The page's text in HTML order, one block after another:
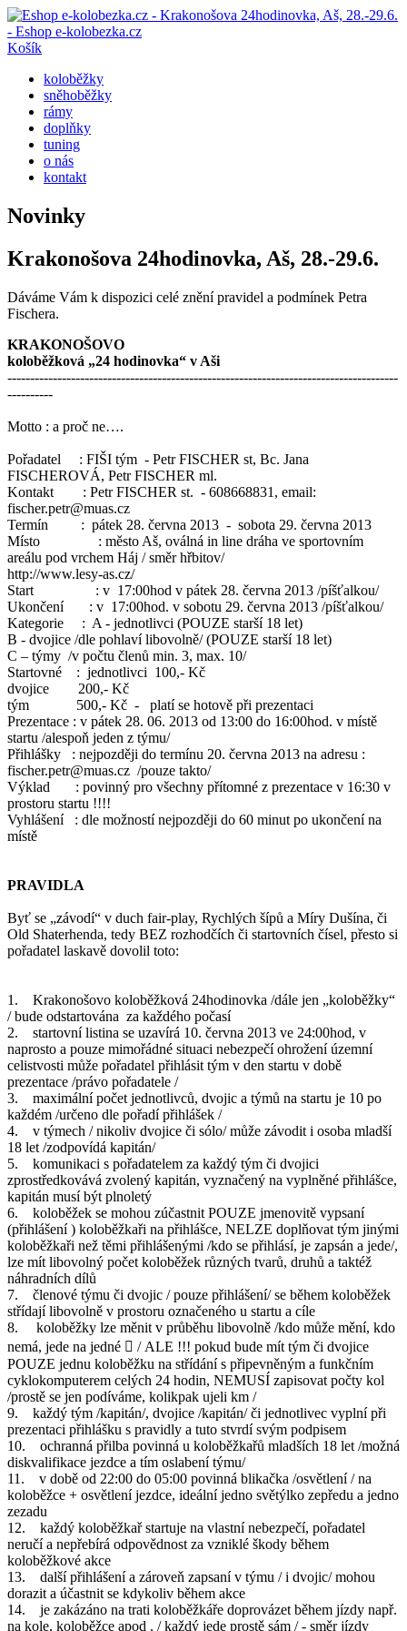
Košík
koloběžky
sněhoběžky
rámy
doplňky
tuning
o nás
kontakt
Novinky
Krakonošova 24hodinovka, Aš, 28.-29.6.
Dáváme Vám k dispozici celé znění pravidel a podmínek Petra
Fischera.
KRAKONOŠOVO
koloběžková „24 hodinovka“ v Aši
--------------------------------------------------------------------------------------
----------
Motto : a proč ne….
Pořadatel : FIŠI tým - Petr FISCHER st, Bc. Jana
FISCHEROVÁ, Petr FISCHER ml.
Kontakt : Petr FISCHER st. - 608668831, email:
fischer.petr@muas.cz
Termín : pátek 28. června 2013 - sobota 29. června 2013
Místo : město Aš, oválná in line dráha ve sportovním
areálu pod vrchem Háj / směr hřbitov/
http://www.lesy-as.cz/
Start : v 17:00hod v pátek 28. června 2013 /píšťalkou/
Ukončení : v 17:00hod. v sobotu 29. června 2013 /píšťalkou/
Kategorie : A - jednotlivci (POUZE starší 18 let)
B - dvojice /dle pohlaví libovolně/ (POUZE starší 18 let)
C – týmy /v počtu členů min. 3, max. 10/
Startovné : jednotlivci 100,- Kč
dvojice 200,- Kč
tým 500,- Kč - platí se hotově při prezentaci
Prezentace : v pátek 28. 06. 2013 od 13:00 do 16:00hod. v místě
startu /alespoň jeden z týmu/
Přihlášky : nejpozději do termínu 20. června 2013 na adresu :
fischer.petr@muas.cz /pouze takto/
Výklad : povinný pro všechny přítomné z prezentace v 16:30 v
prostoru startu !!!!
Vyhlášení : dle možností nejpozději do 60 minut po ukončení na
místě
PRAVIDLA
Byť se „závodí“ v duch fair-play, Rychlých šípů a Míry Dušína, či
Old Shaterhenda, tedy BEZ rozhodčích či startovních čísel, přesto si
pořadatel laskavě dovolil toto:
1. Krakonošovo koloběžková 24hodinovka /dále jen „koloběžky“
/ bude odstartována za každého počasí
2. startovní listina se uzavírá 10. června 2013 ve 24:00hod, v
naprosto a pouze mimořádné situaci nebezpečí ohrožení územní
celistvosti může pořadatel přihlásit tým v den startu v době
prezentace /právo pořadatele /
3. maximální počet jednotlivců, dvojic a týmů na startu je 10 po
každém /určeno dle pořadí přihlášek /
4. v týmech / nikoliv dvojice či sólo/ může závodit i osoba mladší
18 let /zodpovídá kapitán/
5. komunikaci s pořadatelem za každý tým či dvojici
zprostředkovává zvolený kapitán, vyznačený na vyplněné přihlášce,
kapitán musí být plnoletý
6. koloběžek se mohou zúčastnit POUZE jmenovitě vypsaní
(přihlášení ) koloběžkaři na přihlášce, NELZE doplňovat tým jinými
koloběžkaři než těmi přihlášenými /kdo se přihlásí, je zapsán a jede/,
lze mít libovolný počet koloběžek různých tvarů, druhů a taktéž
náhradních dílů
7. členové týmu či dvojic / pouze přihlášení/ se během koloběžek
střídají libovolně v prostoru označeného u startu a cíle
8. koloběžky lze měnit v průběhu libovolně /kdo může mění, kdo
nemá, jede na jedné  / ALE !!! pokud bude mít tým či dvojice
POUZE jednu koloběžku na střídání s připevněným a funkčním
cyklokomputerem celých 24 hodin, NEMUSÍ zapisovat počty kol
/prostě se jen podíváme, kolikpak ujeli km /
9. každý tým /kapitán/, dvojice /kapitán/ či jednotlivec vyplní při
prezentaci přihlášku s pravidly a tuto stvrdí svým podpisem
10. ochranná přilba povinná u koloběžkařů mladších 18 let /možná
diskvalifikace jezdce a tím oslabení týmu/
11. v době od 22:00 do 05:00 povinná blikačka /osvětlení / na
koloběžce + osvětlení jezdce, ideální jedno světýlko zepředu a jedno
zezadu
12. každý koloběžkař startuje na vlastní nebezpečí, pořadatel
neručí a nepřebírá odpovědnost za vzniklé škody během
koloběžkové akce
13. další přihlášení a zároveň zapsaní v týmu / i dvojic/ mohou
dorazit a účastnit se kdykoliv během akce
14. je zakázáno na trati koloběžkáře doprovázet během jízdy např.
na kole, koloběžce apod . / každý jede prostě sám / - směr jízdy